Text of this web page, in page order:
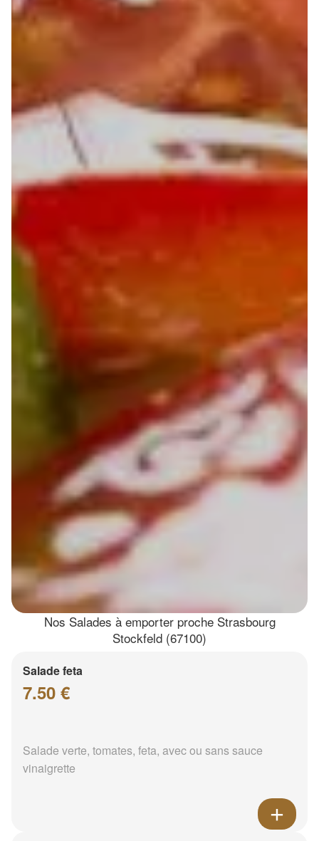
Nos Salades à emporter proche Strasbourg
Stockfeld (67100)
Salade feta
7.50 €
Salade verte, tomates, feta, avec ou sans sauce
vinaigrette